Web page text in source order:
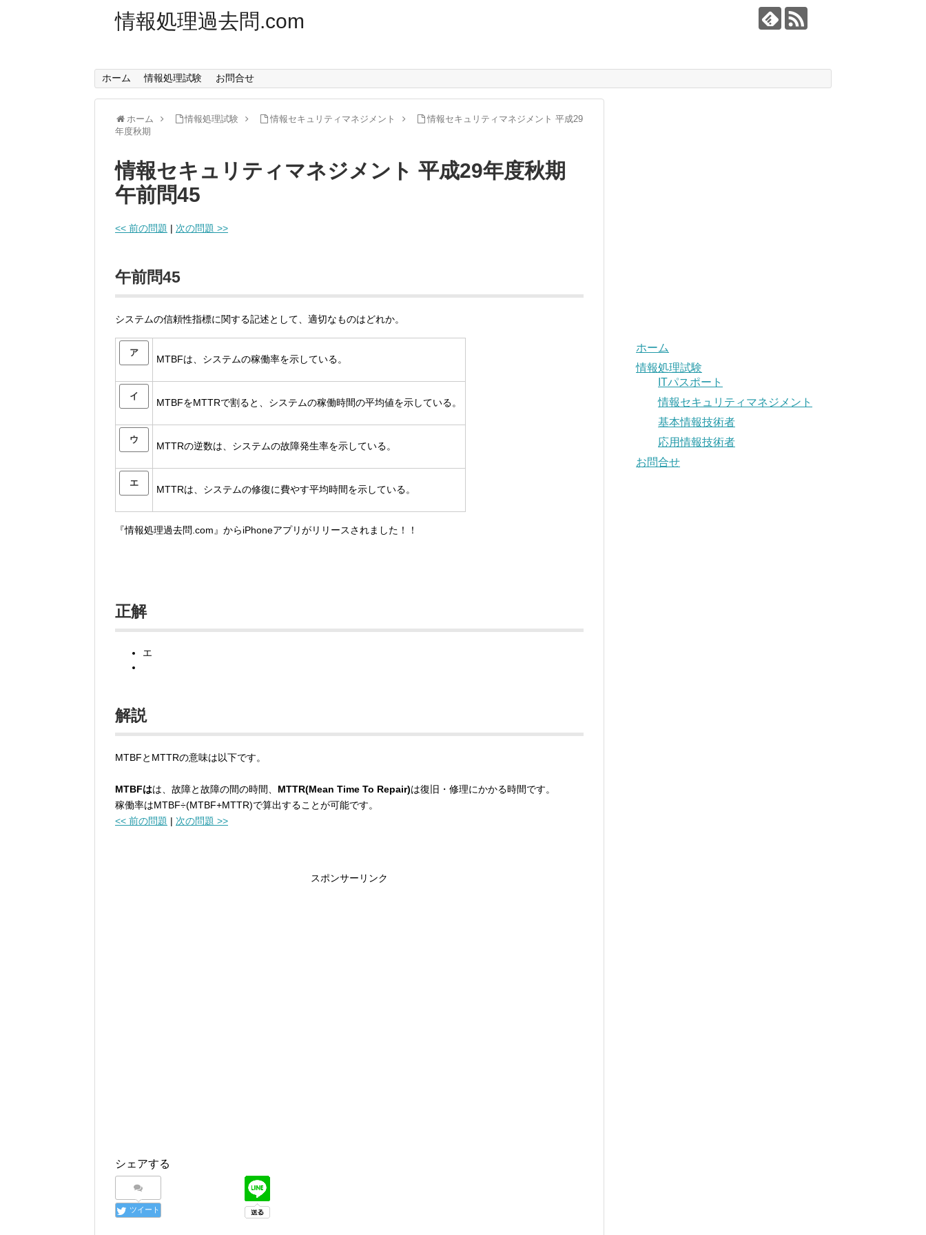
情報処理過去問.com
ホーム 情報処理試験 お問合せ
ホーム 情報処理試験 情報セキュリティマネジメント
情報セキュリティマネジメント 平成29
年度秋期
情報セキュリティマネジメント 平成29年度秋期
午前問45
<< 前の問題 | 次の問題 >>
午前問45
システムの信頼性指標に関する記述として、適切なものはどれか。
ア
MTBFは、システムの稼働率を示している。
イ
MTBFをMTTRで割ると、システムの稼働時間の平均値を示している。
ウ
MTTRの逆数は、システムの故障発生率を示している。
エ
MTTRは、システムの修復に費やす平均時間を示している。
『情報処理過去問.com』からiPhoneアプリがリリースされました！！
正解
エ
解説
MTBFとMTTRの意味は以下です。
MTBFはは、故障と故障の間の時間、 MTTR(Mean Time To Repair)は復旧・修理にかかる時間です。
稼働率はMTBF÷(MTBF+MTTR)で算出することが可能です。
<< 前の問題 | 次の問題 >>
スポンサーリンク
シェアする
ツイート
ホーム
情報処理試験
ITパスポート
情報セキュリティマネジメント
基本情報技術者
応用情報技術者
お問合せ